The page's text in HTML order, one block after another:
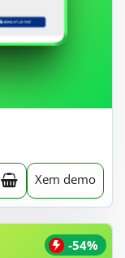
Xem demo
-54%